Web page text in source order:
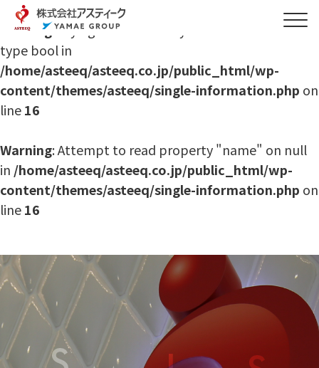
Warning: Trying to access array offset on value of
type bool in
/home/asteeq/asteeq.co.jp/public_html/wp-
content/themes/asteeq/single-information.php on
line16
Warning: Attempt to read property "name" on null
in /home/asteeq/asteeq.co.jp/public_html/wp-
content/themes/asteeq/single-information.php on
line16